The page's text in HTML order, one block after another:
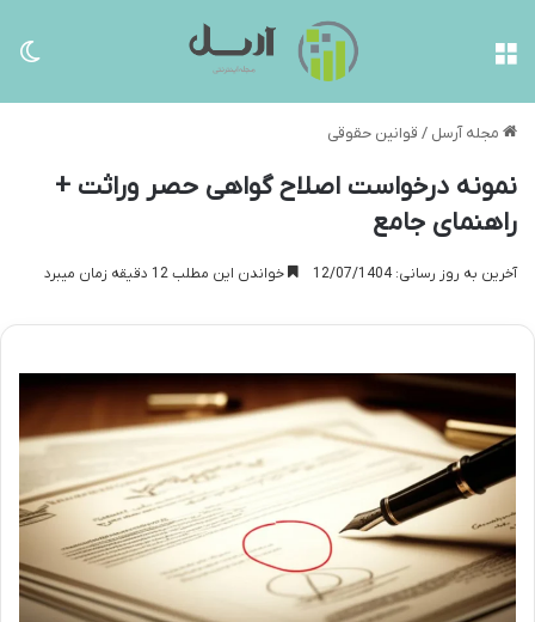
مجله آرسل / قوانین حقوقی
نمونه درخواست اصلاح گواهی حصر وراثت +
راهنمای جامع
آخرین به روز رسانی: 12/07/1404 خواندن این مطلب 12 دقیقه زمان میبرد